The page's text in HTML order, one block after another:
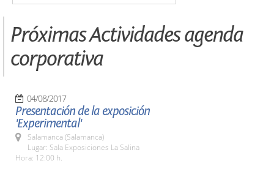
Próximas Actividades agenda
corporativa
04/08/2017
Presentación de la exposición
'Experimental'
Salamanca (Salamanca)
Lugar: Sala Exposiciones La Salina
Hora: 12:00 h.